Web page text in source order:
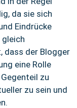
da sie sich
Eindrücke
dass der Blogger
eine Rolle
zu
zu sein und